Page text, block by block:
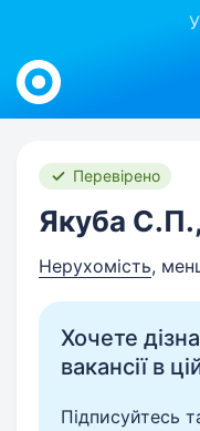
Work.ua
Перевірено
Якуба
Нерухомість,
Хочете
вакансії в
Підписуйтесь